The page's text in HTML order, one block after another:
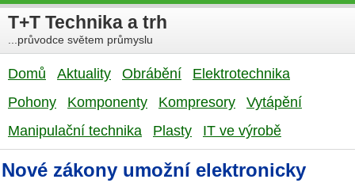
T+T Technika a trh
...průvodce světem průmyslu
Domů Aktuality Obrábění
Elektrotechnika
Pohony
Komponenty Kompresory
Vytápění
Manipulační technika
Plasty IT ve výrobě
Nové zákony umožní elektronicky